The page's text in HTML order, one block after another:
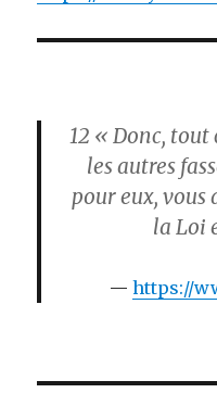
12 « Donc, tout
les autres
pour eux, vous
la Loi
https://